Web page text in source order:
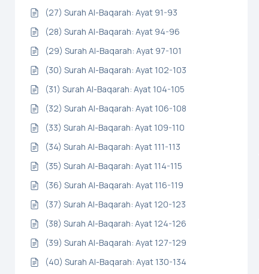
(27) Surah Al-Baqarah: Ayat 91-93
(28) Surah Al-Baqarah: Ayat 94-96
(29) Surah Al-Baqarah: Ayat 97-101
(30) Surah Al-Baqarah: Ayat 102-103
(31) Surah Al-Baqarah: Ayat 104-105
(32) Surah Al-Baqarah: Ayat 106-108
(33) Surah Al-Baqarah: Ayat 109-110
(34) Surah Al-Baqarah: Ayat 111-113
(35) Surah Al-Baqarah: Ayat 114-115
(36) Surah Al-Baqarah: Ayat 116-119
(37) Surah Al-Baqarah: Ayat 120-123
(38) Surah Al-Baqarah: Ayat 124-126
(39) Surah Al-Baqarah: Ayat 127-129
(40) Surah Al-Baqarah: Ayat 130-134